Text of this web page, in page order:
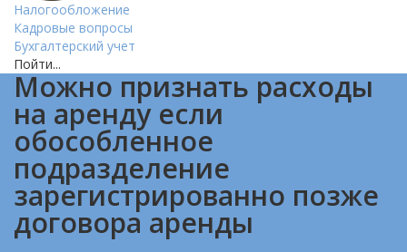
Налогообложение
Кадровые вопросы
Бухгалтерский учет
Пойти...
Можно признать расходы
на аренду если
обособленное
подразделение
зарегистрированно позже
договора аренды